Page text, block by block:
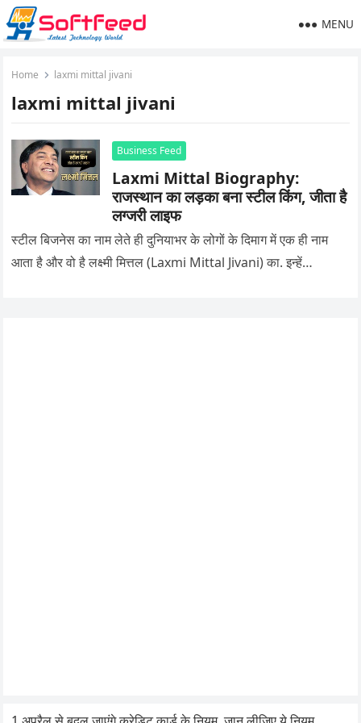
MENU
Home laxmi mittal jivani
laxmi mittal jivani
Business Feed
Laxmi Mittal Biography:
राजस्थान का लड़का बना स्टील किंग, जीता है
लग्जरी लाइफ
स्टील बिजनेस का नाम लेते ही दुनियाभर के लोगों के दिमाग में एक ही नाम
आता है और वो है लक्ष्मी मित्तल (Laxmi Mittal Jivani) का. इन्हें…